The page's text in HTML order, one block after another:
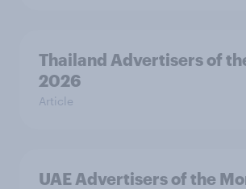
Thailand Advertisers of
2026
Article
UAE Advertisers of the